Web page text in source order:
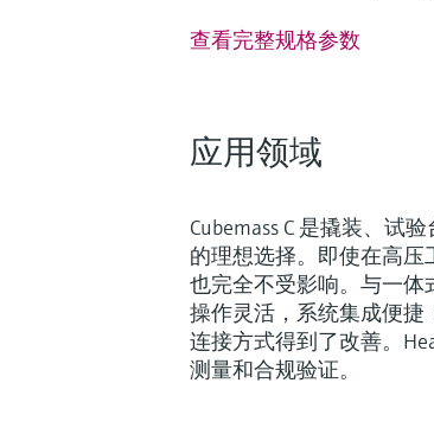
查看完整规格参数
应用领域
Cubemass C 是撬装、试
的理想选择。即使在高
也完全不受影响。与一体
操作灵活，系统集成便捷
连接方式得到了改善。
测量和合规验证。